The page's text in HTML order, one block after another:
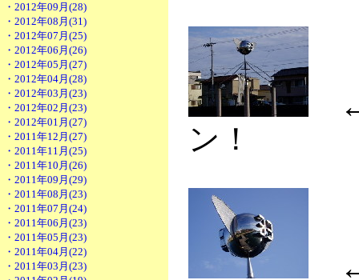
・2012年09月(28)
・2012年08月(31)
・2012年07月(25)
・2012年06月(26)
・2012年05月(27)
・2012年04月(28)
・2012年03月(23)
・2012年02月(23)
・2012年01月(27)
・2011年12月(27)
・2011年11月(25)
・2011年10月(26)
・2011年09月(29)
・2011年08月(23)
・2011年07月(24)
・2011年06月(23)
・2011年05月(23)
・2011年04月(22)
・2011年03月(23)
←
ン！
←